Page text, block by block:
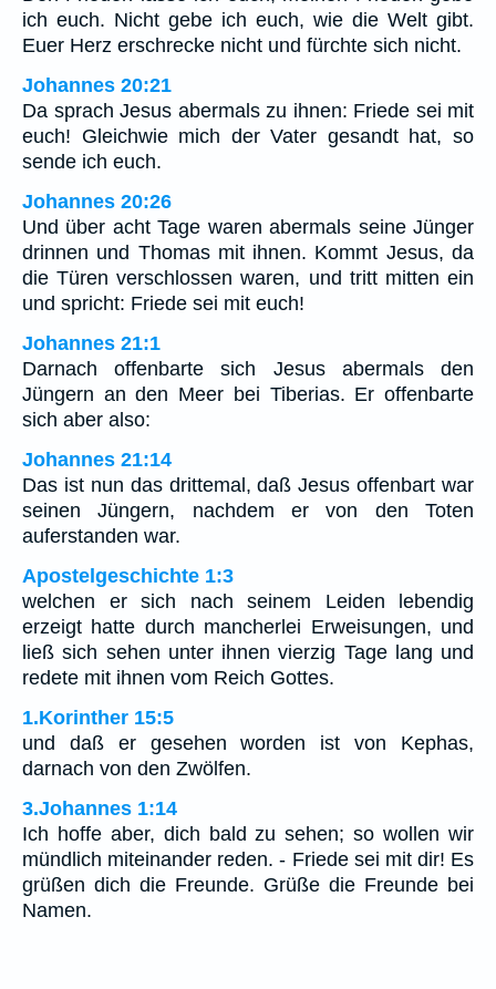
ich euch. Nicht gebe ich euch, wie die Welt gibt.
Euer Herz erschrecke nicht und fürchte sich nicht.
Johannes 20:21
Da sprach Jesus abermals zu ihnen: Friede sei mit
euch! Gleichwie mich der Vater gesandt hat, so
sende ich euch.
Johannes 20:26
Und über acht Tage waren abermals seine Jünger
drinnen und Thomas mit ihnen. Kommt Jesus, da
die Türen verschlossen waren, und tritt mitten ein
und spricht: Friede sei mit euch!
Johannes 21:1
Darnach offenbarte sich Jesus abermals den
Jüngern an den Meer bei Tiberias. Er offenbarte
sich aber also:
Johannes 21:14
Das ist nun das drittemal, daß Jesus offenbart war
seinen Jüngern, nachdem er von den Toten
auferstanden war.
Apostelgeschichte 1:3
welchen er sich nach seinem Leiden lebendig
erzeigt hatte durch mancherlei Erweisungen, und
ließ sich sehen unter ihnen vierzig Tage lang und
redete mit ihnen vom Reich Gottes.
1.Korinther 15:5
und daß er gesehen worden ist von Kephas,
darnach von den Zwölfen.
3.Johannes 1:14
Ich hoffe aber, dich bald zu sehen; so wollen wir
mündlich miteinander reden. - Friede sei mit dir! Es
grüßen dich die Freunde. Grüße die Freunde bei
Namen.